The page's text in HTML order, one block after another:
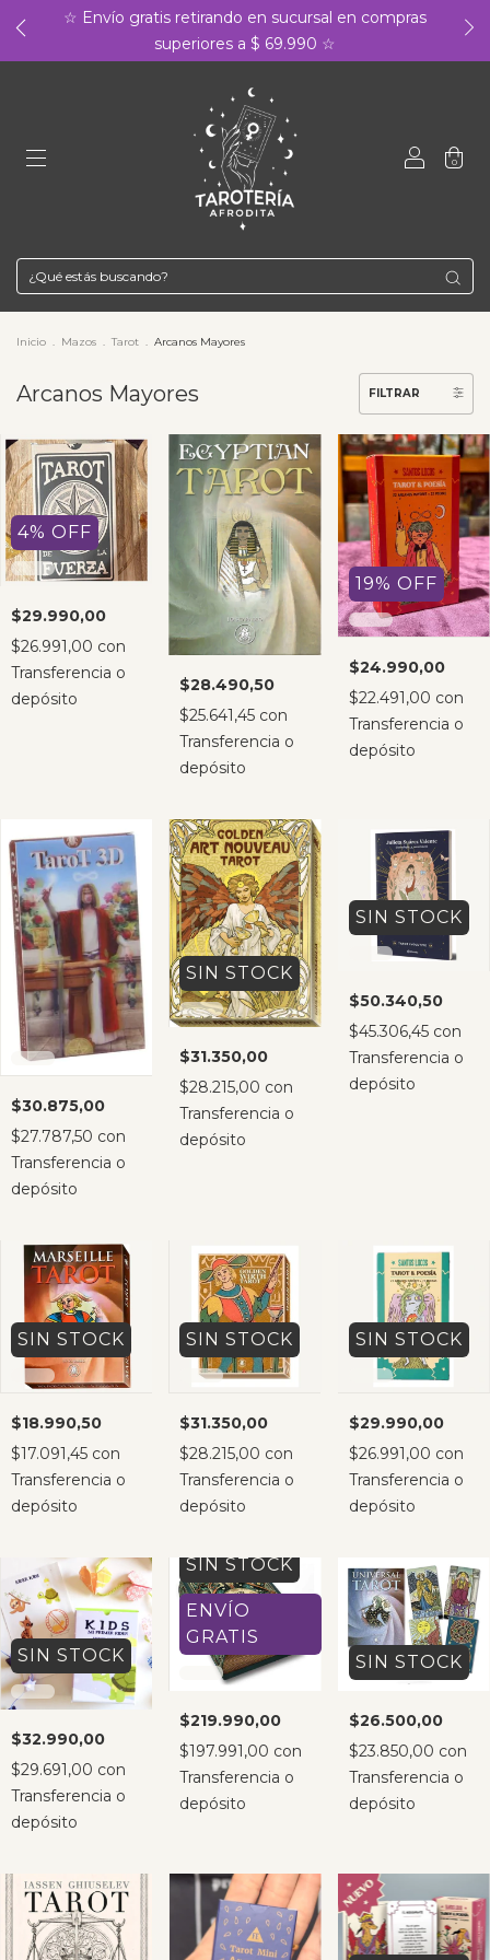
☆ Envío gratis retirando en sucursal en compras
superiores a $ 69.990 ☆
0
Inicio . Mazos . Tarot . Arcanos Mayores
Arcanos Mayores FILTRAR
4% OFF
$29.990,00
$26.991,00 con
Transferencia o
depósito
$28.490,50
$25.641,45 con
Transferencia o
depósito
19% OFF
$24.990,00
$22.491,00 con
Transferencia o
depósito
$30.875,00
$27.787,50 con
Transferencia o
depósito
SIN STOCK
$31.350,00
$28.215,00 con
Transferencia o
depósito
SIN STOCK
$50.340,50
$45.306,45 con
Transferencia o
depósito
SIN STOCK
$18.990,50
$17.091,45 con
Transferencia o
depósito
SIN STOCK
$31.350,00
$28.215,00 con
Transferencia o
depósito
SIN STOCK
$29.990,00
$26.991,00 con
Transferencia o
depósito
SIN STOCK
$32.990,00
$29.691,00 con
Transferencia o
depósito
SIN STOCK
ENVÍO
GRATIS
$219.990,00
$197.991,00 con
Transferencia o
depósito
SIN STOCK
$26.500,00
$23.850,00 con
Transferencia o
depósito